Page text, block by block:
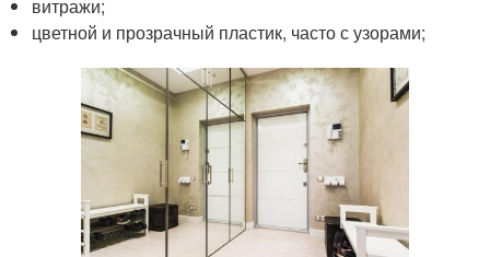
витражи;
цветной и прозрачный пластик, часто с узорами;